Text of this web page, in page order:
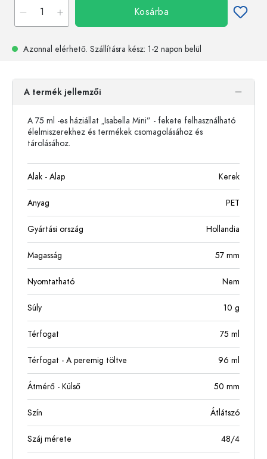
Kosárba
Azonnal elérhető. Szállításra kész: 1-2 napon belül
A termék jellemzői
A 75 ml -es háziállat „Isabella Mini” - fekete felhasználható
élelmiszerekhez és termékek csomagolásához és
tárolásához.
Alak - Alap Kerek
Anyag PET
Gyártási ország Hollandia
Magasság 57 mm
Nyomtatható Nem
Súly 10 g
Térfogat 75 ml
Térfogat - A peremig töltve 96 ml
Átmérő - Külső 50 mm
Szín Átlátszó
Száj mérete 48/4